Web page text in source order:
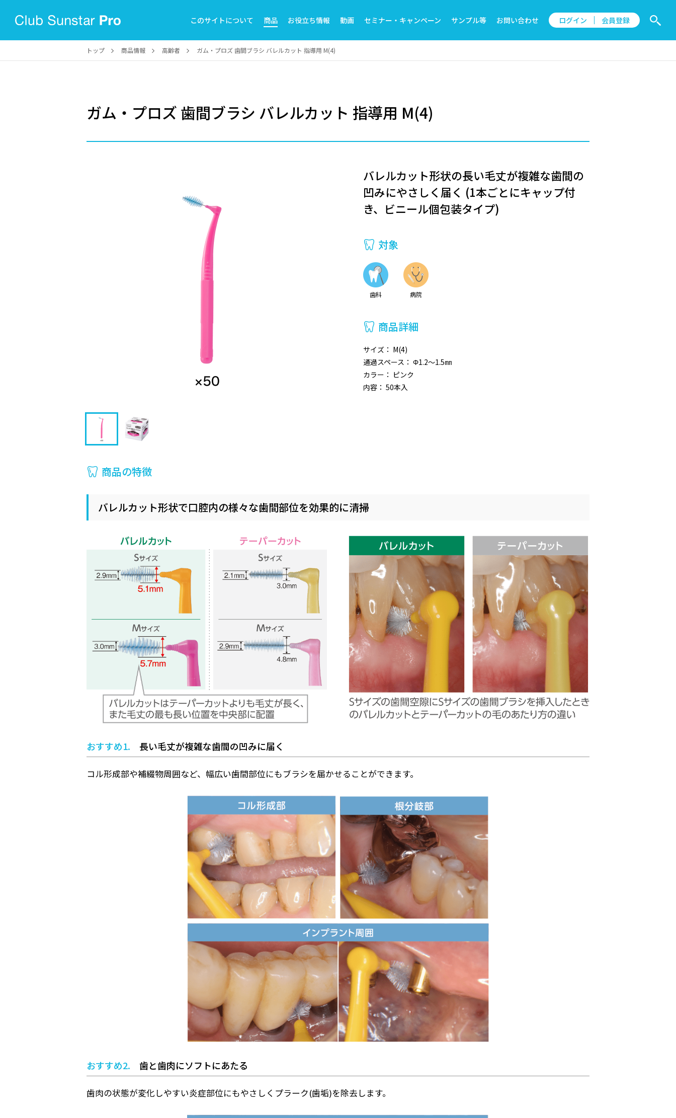
このサイトについて 商品 お役立ち情報 動画 セミナー・キャンペーン サンプル等 お問い合わせ ログイン 会員登録
トップ 商品情報 高齢者 ガム・プロズ 歯間ブラシ バレルカット 指導用 M(4)
ガム・プロズ 歯間ブラシ バレルカット 指導用 M(4)
バレルカット形状の長い毛丈が複雑な歯間の
凹みにやさしく届く (1本ごとにキャップ付
き、ビニール個包装タイプ)
対象
歯科 病院
商品詳細
サイズ： M(4)
通過スペース： Φ1.2～1.5㎜
カラー： ピンク
内容： 50本入
商品の特徴
バレルカット形状で口腔内の様々な歯間部位を効果的に清掃
おすすめ1. 長い毛丈が複雑な歯間の凹みに届く
コル形成部や補綴物周囲など、幅広い歯間部位にもブラシを届かせることができます。
おすすめ2. 歯と歯肉にソフトにあたる
歯肉の状態が変化しやすい炎症部位にもやさしくプラーク(歯垢)を除去します。